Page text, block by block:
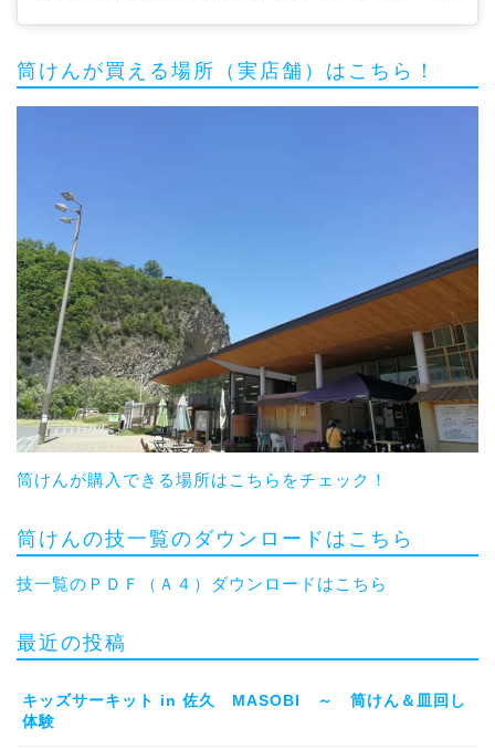
筒けんが買える場所（実店舗）はこちら！
筒けんが購入できる場所はこちらをチェック！
筒けんの技一覧のダウンロードはこちら
技一覧のＰＤＦ（Ａ４）ダウンロードはこちら
最近の投稿
キッズサーキット in 佐久 MASOBI ～ 筒けん＆皿回し
体験